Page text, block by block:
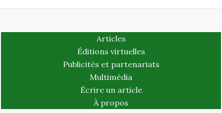
Articles
Éditions virtuelles
Publicités et partenariats
Multimédia
Écrire un article
À propos